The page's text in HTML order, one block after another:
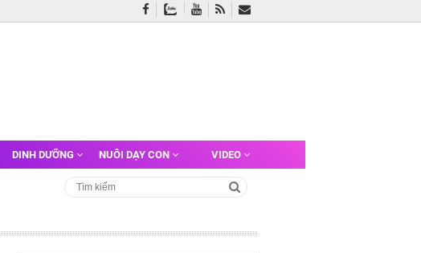
DINH DƯỠNG NUÔI DẠY CON VIDEO